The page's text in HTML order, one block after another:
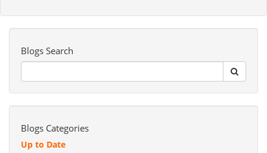
Blogs Search
Blogs Categories
Up to Date